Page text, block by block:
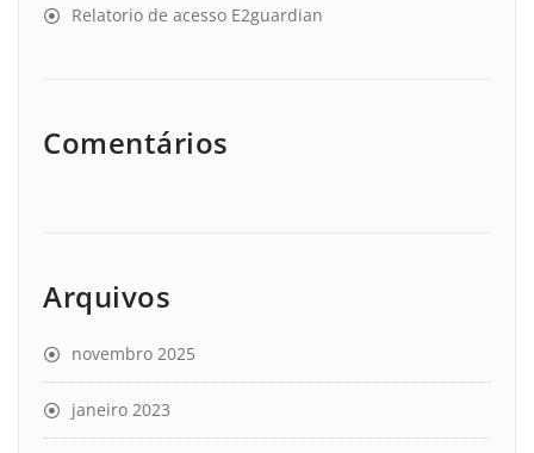
Relatorio de acesso E2guardian
Comentários
Arquivos
novembro 2025
janeiro 2023